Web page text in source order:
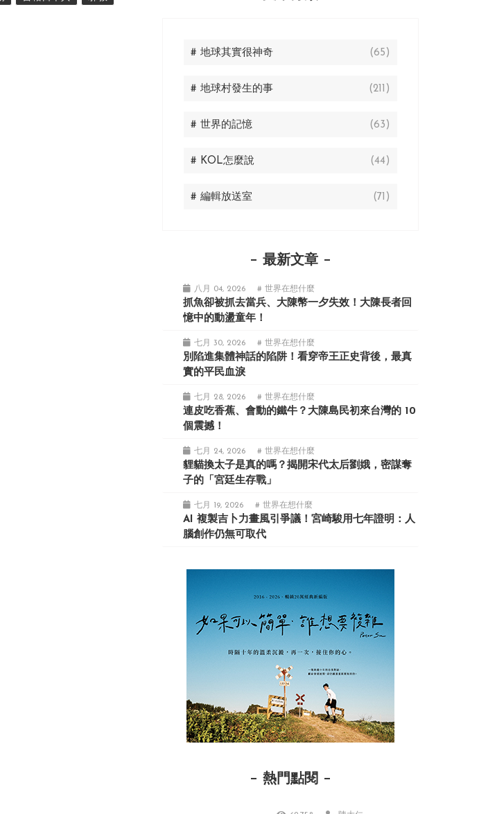
# 地球其實很神奇 (65)
# 地球村發生的事 (211)
# 世界的記憶 (63)
# KOL怎麼說 (44)
# 編輯放送室 (71)
最新文章
八月 04, 2026 # 世界在想什麼
抓魚卻被抓去當兵、大陳幣一夕失效！大陳長者回
憶中的動盪童年！
七月 30, 2026 # 世界在想什麼
別陷進集體神話的陷阱！看穿帝王正史背後，最真
實的平民血淚
七月 28, 2026 # 世界在想什麼
連皮吃香蕉、會動的鐵牛？大陳島民初來台灣的 10
個震撼！
七月 24, 2026 # 世界在想什麼
貍貓換太子是真的嗎？揭開宋代太后劉娥，密謀奪
子的「宮廷生存戰」
七月 19, 2026 # 世界在想什麼
AI 複製吉卜力畫風引爭議！宮崎駿用七年證明：人
腦創作仍無可取代
熱門點閱